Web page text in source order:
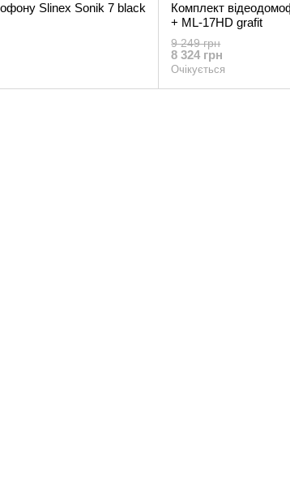
Slinex Sonik 7 black
Комплект
+ ML-17HD grafit
9 249 грн
8 324 грн
Очікується